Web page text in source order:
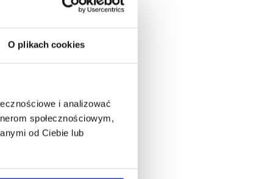
O plikach cookies
i analizować
społecznościowym,
od Ciebie lub